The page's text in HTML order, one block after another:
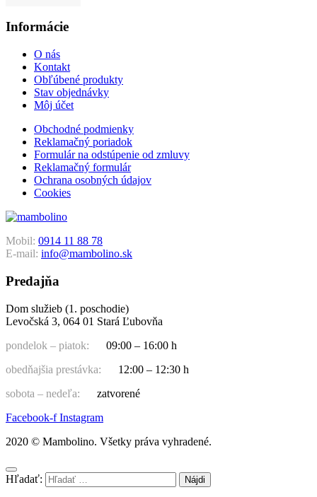
Informácie
O nás
Kontakt
Obľúbené produkty
Stav objednávky
Môj účet
Obchodné podmienky
Reklamačný poriadok
Formulár na odstúpenie od zmluvy
Reklamačný formulár
Ochrana osobných údajov
Cookies
Mobil: 0914 11 88 78
E-mail: info@mambolino.sk
Predajňa
Dom služieb (1. poschodie)
Levočská 3, 064 01 Stará Ľubovňa
pondelok – piatok:
09:00 – 16:00 h
obedňajšia prestávka:
12:00 – 12:30 h
sobota – nedeľa:
zatvorené
Facebook-f Instagram
2020 © Mambolino. Všetky práva vyhradené.
Hľadať: